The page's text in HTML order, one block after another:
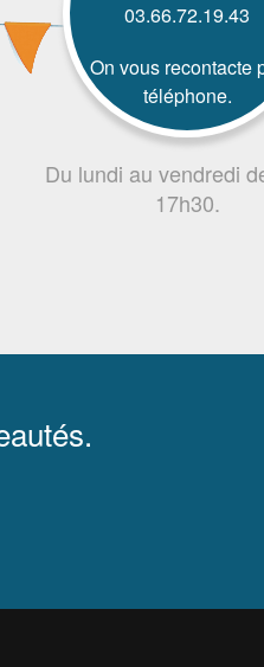
03.66.72.19.43
On vous recontacte
téléphone.
Du lundi au vendredi
17h30.